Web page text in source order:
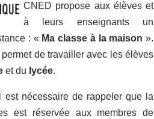
CNED propose aux élèves et
à leurs enseignants un
: « Ma classe à la maison ».
de travailler avec les élèves
et du lycée.
nécessaire de rappeler que la
est réservée aux membres de